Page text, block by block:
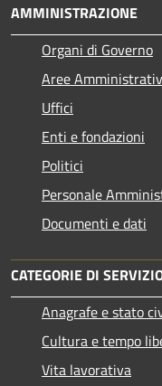
AMMINISTRAZIONE
Organi di Governo
Aree
Uffici
Enti e fondazioni
Politici
Personale
Documenti e dati
CATEGORIE DI
Anagrafe e stato
Cultura e tempo
Vita lavorativa